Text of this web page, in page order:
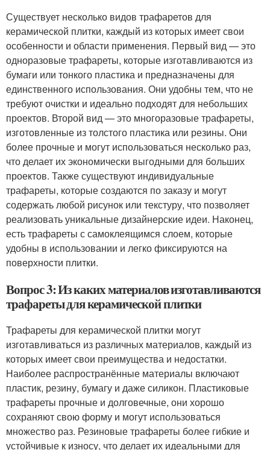
Существует несколько видов трафаретов для
керамической плитки, каждый из которых имеет свои
особенности и области применения. Первый вид — это
одноразовые трафареты, которые изготавливаются из
бумаги или тонкого пластика и предназначены для
единственного использования. Они удобны тем, что не
требуют очистки и идеально подходят для небольших
проектов. Второй вид — это многоразовые трафареты,
изготовленные из толстого пластика или резины. Они
более прочные и могут использоваться несколько раз,
что делает их экономически выгодными для больших
проектов. Также существуют индивидуальные
трафареты, которые создаются по заказу и могут
содержать любой рисунок или текстуру, что позволяет
реализовать уникальные дизайнерские идеи. Наконец,
есть трафареты с самоклеящимся слоем, которые
удобны в использовании и легко фиксируются на
поверхности плитки.
Вопрос 3: Из каких материалов изготавливаются
трафареты для керамической плитки
Трафареты для керамической плитки могут
изготавливаться из различных материалов, каждый из
которых имеет свои преимущества и недостатки.
Наиболее распространённые материалы включают
пластик, резину, бумагу и даже силикон. Пластиковые
трафареты прочные и долговечные, они хорошо
сохраняют свою форму и могут использоваться
множество раз. Резиновые трафареты более гибкие и
устойчивые к износу, что делает их идеальными для